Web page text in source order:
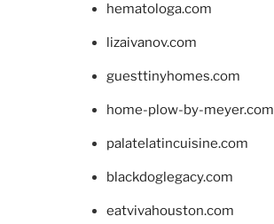
hematologa.com
lizaivanov.com
guesttinyhomes.com
home-plow-by-meyer.com
palatelatincuisine.com
blackdoglegacy.com
eatvivahouston.com